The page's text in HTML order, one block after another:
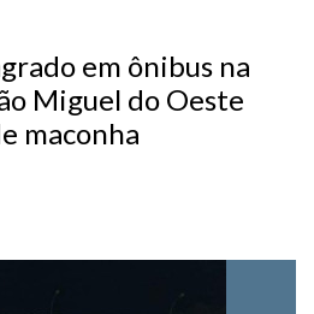
em ônibus na
Miguel do Oeste
maconha